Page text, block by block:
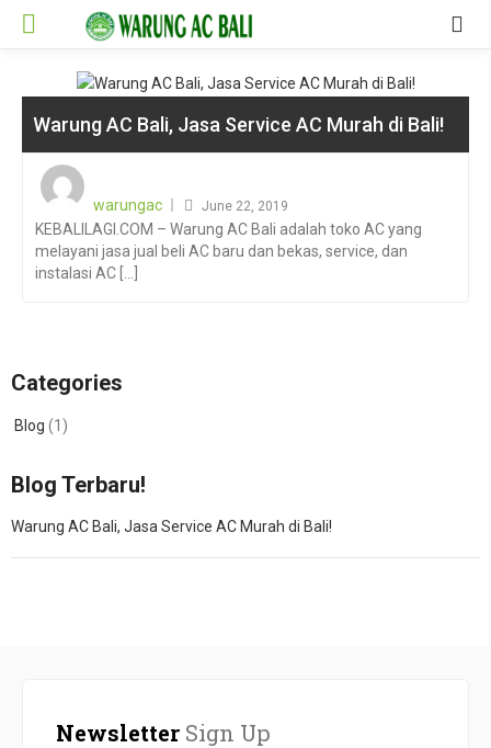
Warung AC Bali, Jasa Service AC Murah di Bali!
warungac
June 22, 2019
KEBALILAGI.COM – Warung AC Bali adalah toko AC yang
melayani jasa jual beli AC baru dan bekas, service, dan
instalasi AC [...]
Categories
Blog (1)
Blog Terbaru!
Warung AC Bali, Jasa Service AC Murah di Bali!
Newsletter Sign Up